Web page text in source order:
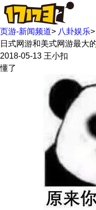
页游-新闻频道> 八卦娱乐>
日式网游和美式网游最大
2018-05-13 王小扣
懂了